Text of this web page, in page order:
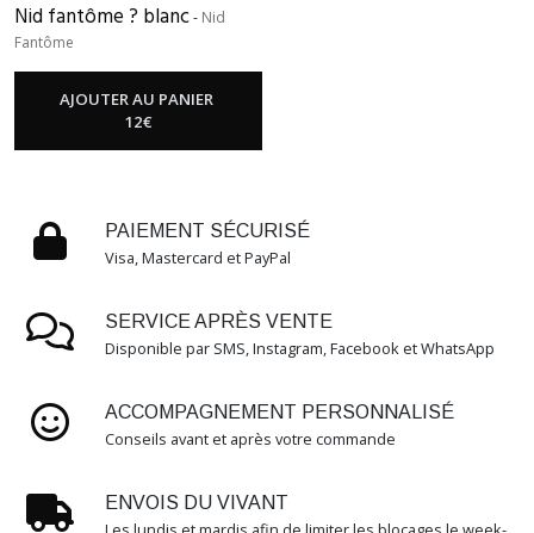
Nid fantôme ? blanc- Nid
Fantôme
AJOUTER AU PANIER
12€
PAIEMENT SÉCURISÉ
Visa, Mastercard et PayPal
SERVICE APRÈS VENTE
Disponible par SMS, Instagram, Facebook et WhatsApp
ACCOMPAGNEMENT PERSONNALISÉ
Conseils avant et après votre commande
ENVOIS DU VIVANT